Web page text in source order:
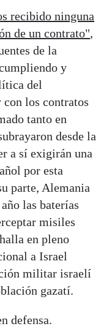
recibido ninguna
de un contrato",
de la
y
del
los contratos
tanto en
desde la
a sí exigirán una
por esta
parte, Alemania
las baterías
misiles
en pleno
a Israel
militar israelí
gazatí.
defensa.